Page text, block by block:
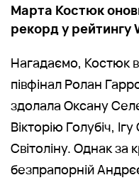
Марта Костюк
рекорд у рейтингу
Нагадаємо, Костюк
півфінал Ролан
здолала Оксану
Вікторію Голубіч,
Світоліну. Однак за
безпрапорній